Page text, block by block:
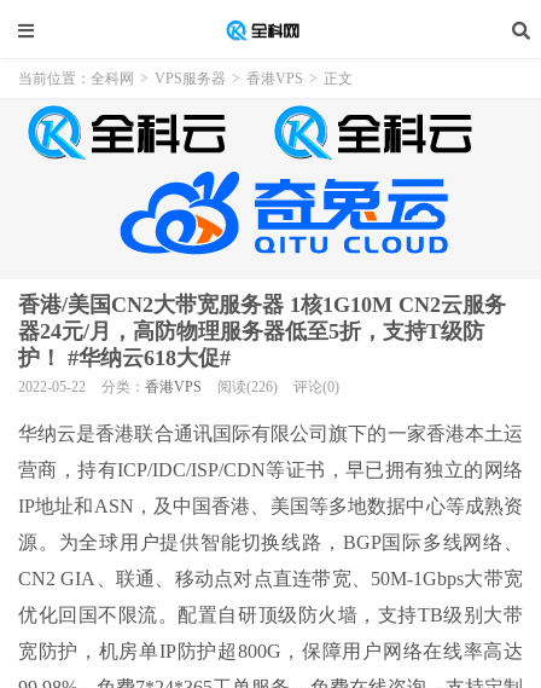
当前位置： 全科网 > VPS服务器 > 香港VPS > 正文
香港/美国CN2大带宽服务器 1核1G10M CN2云服务
器24元/月，高防物理服务器低至5折，支持T级防
护！ #华纳云618大促#
2022-05-22 分类： 香港VPS 阅读(226) 评论(0)
华纳云是香港联合通讯国际有限公司旗下的一家香港本土运
营商，持有ICP/IDC/ISP/CDN等证书，早已拥有独立的网络
IP地址和ASN，及中国香港、美国等多地数据中心等成熟资
源。为全球用户提供智能切换线路，BGP国际多线网络、
CN2 GIA、联通、移动点对点直连带宽、50M-1Gbps大带宽
优化回国不限流。配置自研顶级防火墙，支持TB级别大带
宽防护，机房单IP防护超800G，保障用户网络在线率高达